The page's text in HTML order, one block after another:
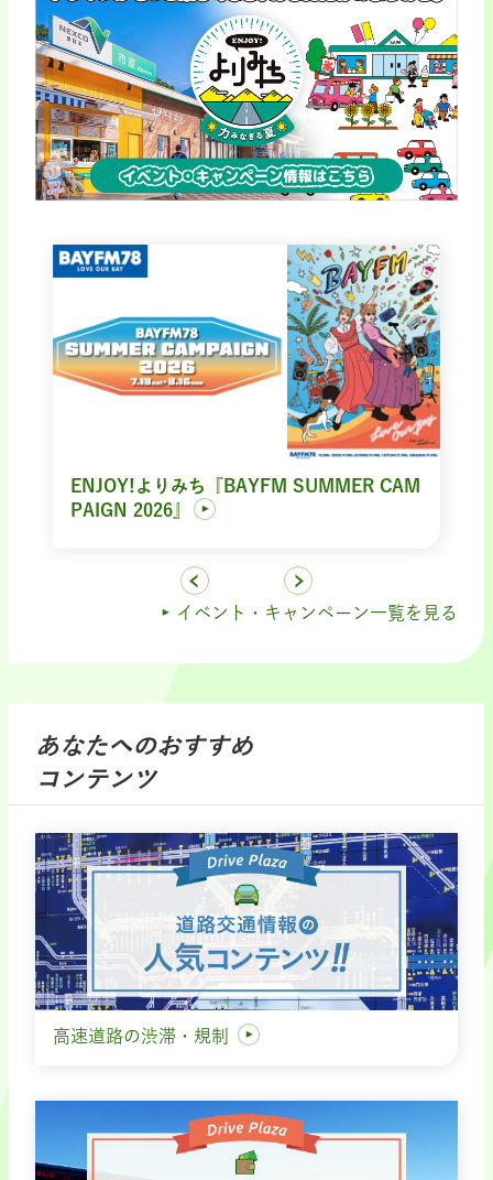
ENJOY!よりみち『BAYFM SUMMER CAM
PAIGN 2026』
イベント・キャンペーン一覧を見る
あなたへのおすすめ
コンテンツ
高速道路の渋滞・規制